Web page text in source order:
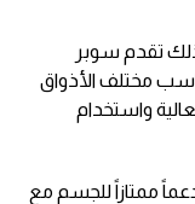
تقدم سوبر
مختلف الأذواق
واستخدام
ممتازاً للجسم مع